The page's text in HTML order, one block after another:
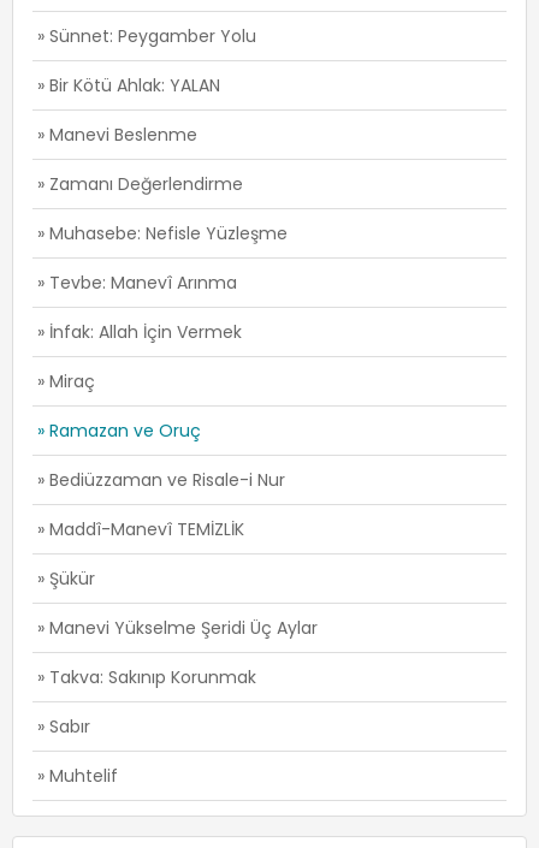
» Sünnet: Peygamber Yolu
» Bir Kötü Ahlak: YALAN
» Manevi Beslenme
» Zamanı Değerlendirme
» Muhasebe: Nefisle Yüzleşme
» Tevbe: Manevî Arınma
» İnfak: Allah İçin Vermek
» Miraç
» Ramazan ve Oruç
» Bediüzzaman ve Risale-i Nur
» Maddî-Manevî TEMİZLİK
» Şükür
» Manevi Yükselme Şeridi Üç Aylar
» Takva: Sakınıp Korunmak
» Sabır
» Muhtelif